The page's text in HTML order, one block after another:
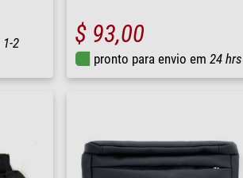
1-2
$ 93,00
pronto para envio em 24 hrs